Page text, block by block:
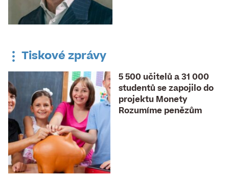
Tiskové zprávy
5 500 učitelů a 31 000
studentů se zapojilo do
projektu Monety
Rozumíme penězům